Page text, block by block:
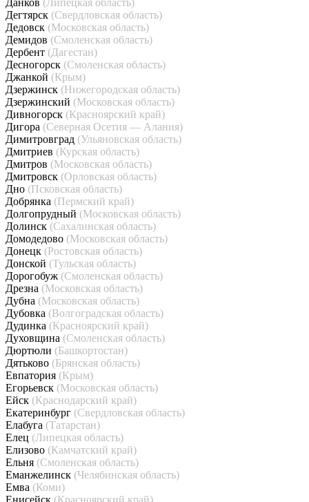
Данков (Липецкая область)
Дегтярск (Свердловская область)
Дедовск (Московская область)
Демидов (Смоленская область)
Дербент (Дагестан)
Десногорск (Смоленская область)
Джанкой (Крым)
Дзержинск (Нижегородская область)
Дзержинский (Московская область)
Дивногорск (Красноярский край)
Дигора (Северная Осетия — Алания)
Димитровград (Ульяновская область)
Дмитриев (Курская область)
Дмитров (Московская область)
Дмитровск (Орловская область)
Дно (Псковская область)
Добрянка (Пермский край)
Долгопрудный (Московская область)
Долинск (Сахалинская область)
Домодедово (Московская область)
Донецк (Ростовская область)
Донской (Тульская область)
Дорогобуж (Смоленская область)
Дрезна (Московская область)
Дубна (Московская область)
Дубовка (Волгоградская область)
Дудинка (Красноярский край)
Духовщина (Смоленская область)
Дюртюли (Башкортостан)
Дятьково (Брянская область)
Евпатория (Крым)
Егорьевск (Московская область)
Ейск (Краснодарский край)
Екатеринбург (Свердловская область)
Елабуга (Татарстан)
Елец (Липецкая область)
Елизово (Камчатский край)
Ельня (Смоленская область)
Еманжелинск (Челябинская область)
Емва (Коми)